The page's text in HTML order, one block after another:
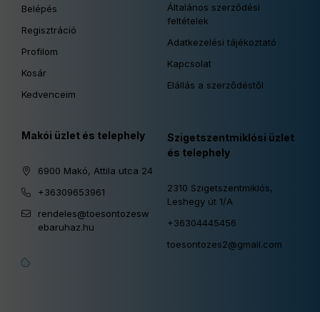
Belépés
Regisztráció
Profilom
Kosár
Kedvenceim
Általános szerződési
feltételek
Adatkezelési tájékoztató
Kapcsolat
Elállás a szerződéstől
Makói üzlet és telephely
6900 Makó, Attila utca 24
+36309653961
rendeles@toesontozesw
ebaruhaz.hu
Szigetszentmiklósi üzlet
és telephely
2310 Szigetszentmiklós,
Leshegy út 1/A
+36304445456
toesontozes2@gmail.com